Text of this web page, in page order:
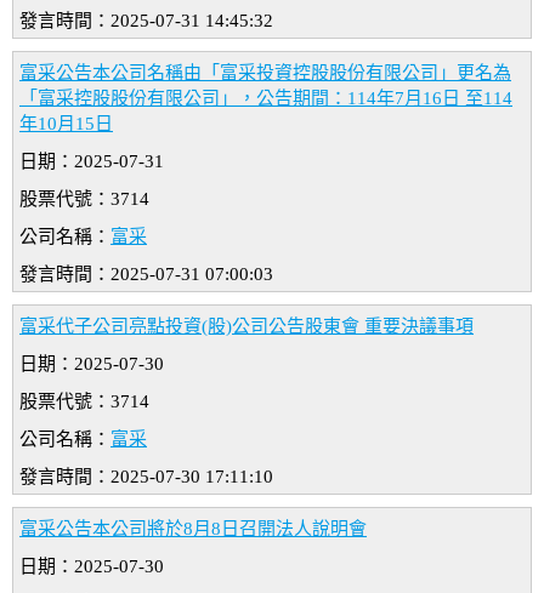
發言時間：2025-07-31 14:45:32
富采公告本公司名稱由「富采投資控股股份有限公司」更名為
「富采控股股份有限公司」，公告期間：114年7月16日 至114
年10月15日
日期：2025-07-31
股票代號：3714
公司名稱： 富采
發言時間：2025-07-31 07:00:03
富采代子公司亮點投資(股)公司公告股東會 重要決議事項
日期：2025-07-30
股票代號：3714
公司名稱： 富采
發言時間：2025-07-30 17:11:10
富采公告本公司將於8月8日召開法人說明會
日期：2025-07-30